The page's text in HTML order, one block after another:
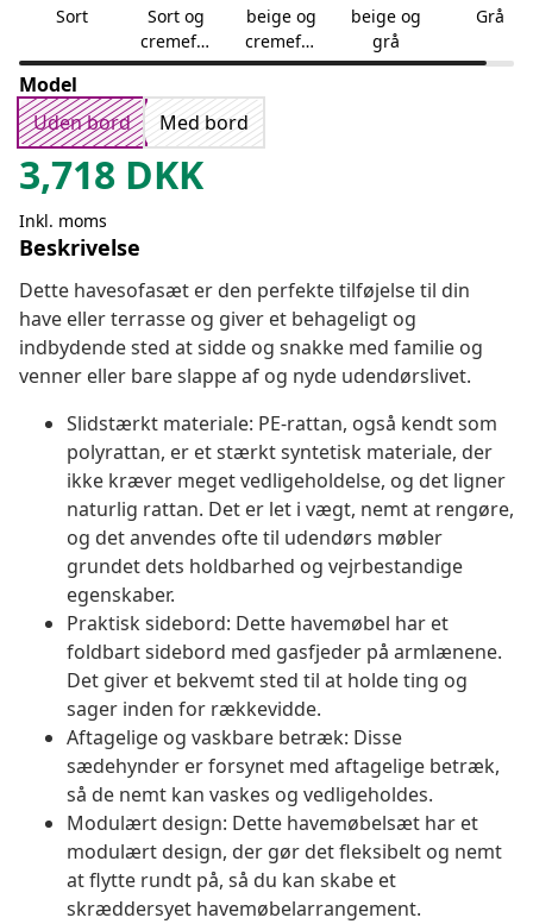
Sort
Sort og
cremefar
vet
beige og
cremefar
vet
beige og
grå
Grå
Model
Uden bord
Med bord
3,718 DKK
Inkl. moms
Beskrivelse
Dette havesofasæt er den perfekte tilføjelse til din
have eller terrasse og giver et behageligt og
indbydende sted at sidde og snakke med familie og
venner eller bare slappe af og nyde udendørslivet.
Slidstærkt materiale: PE-rattan, også kendt som
polyrattan, er et stærkt syntetisk materiale, der
ikke kræver meget vedligeholdelse, og det ligner
naturlig rattan. Det er let i vægt, nemt at rengøre,
og det anvendes ofte til udendørs møbler
grundet dets holdbarhed og vejrbestandige
egenskaber.
Praktisk sidebord: Dette havemøbel har et
foldbart sidebord med gasfjeder på armlænene.
Det giver et bekvemt sted til at holde ting og
sager inden for rækkevidde.
Aftagelige og vaskbare betræk: Disse
sædehynder er forsynet med aftagelige betræk,
så de nemt kan vaskes og vedligeholdes.
Modulært design: Dette havemøbelsæt har et
modulært design, der gør det fleksibelt og nemt
at flytte rundt på, så du kan skabe et
skræddersyet havemøbelarrangement.